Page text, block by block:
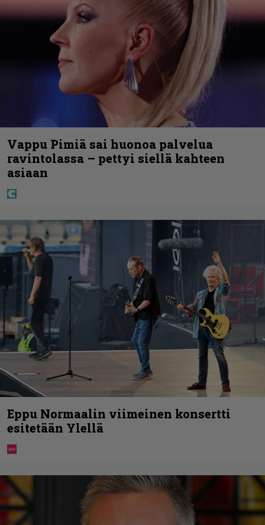
Vappu Pimiä sai huonoa palvelua
ravintolassa – pettyi siellä kahteen
asiaan
Eppu Normaalin viimeinen konsertti
esitetään Ylellä